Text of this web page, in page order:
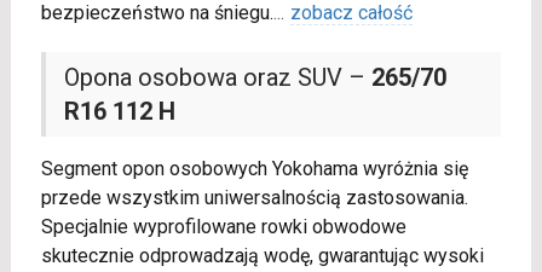
bezpieczeństwo na śniegu.... zobacz całość
Opona osobowa oraz SUV – 265/70
R16 112 H
Segment opon osobowych Yokohama wyróżnia się
przede wszystkim uniwersalnością zastosowania.
Specjalnie wyprofilowane rowki obwodowe
skutecznie odprowadzają wodę, gwarantując wysoki